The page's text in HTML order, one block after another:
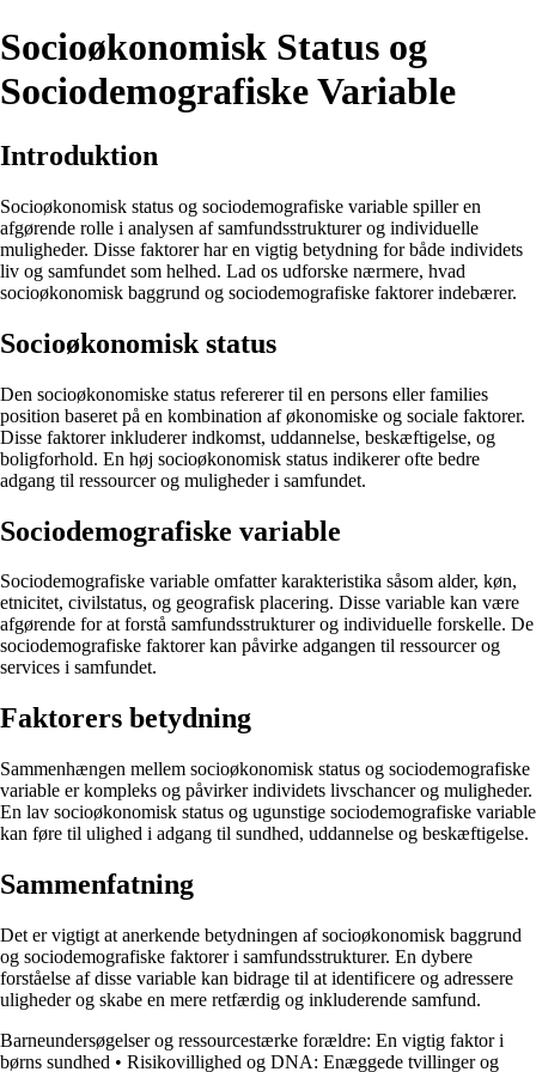
Socioøkonomisk Status og
Sociodemografiske Variable
Introduktion
Socioøkonomisk status og sociodemografiske variable spiller en
afgørende rolle i analysen af samfundsstrukturer og individuelle
muligheder. Disse faktorer har en vigtig betydning for både individets
liv og samfundet som helhed. Lad os udforske nærmere, hvad
socioøkonomisk baggrund og sociodemografiske faktorer indebærer.
Socioøkonomisk status
Den socioøkonomiske status refererer til en persons eller families
position baseret på en kombination af økonomiske og sociale faktorer.
Disse faktorer inkluderer indkomst, uddannelse, beskæftigelse, og
boligforhold. En høj socioøkonomisk status indikerer ofte bedre
adgang til ressourcer og muligheder i samfundet.
Sociodemografiske variable
Sociodemografiske variable omfatter karakteristika såsom alder, køn,
etnicitet, civilstatus, og geografisk placering. Disse variable kan være
afgørende for at forstå samfundsstrukturer og individuelle forskelle. De
sociodemografiske faktorer kan påvirke adgangen til ressourcer og
services i samfundet.
Faktorers betydning
Sammenhængen mellem socioøkonomisk status og sociodemografiske
variable er kompleks og påvirker individets livschancer og muligheder.
En lav socioøkonomisk status og ugunstige sociodemografiske variable
kan føre til ulighed i adgang til sundhed, uddannelse og beskæftigelse.
Sammenfatning
Det er vigtigt at anerkende betydningen af socioøkonomisk baggrund
og sociodemografiske faktorer i samfundsstrukturer. En dybere
forståelse af disse variable kan bidrage til at identificere og adressere
uligheder og skabe en mere retfærdig og inkluderende samfund.
Barneundersøgelser og ressourcestærke forældre: En vigtig faktor i
børns sundhed • Risikovillighed og DNA: Enæggede tvillinger og